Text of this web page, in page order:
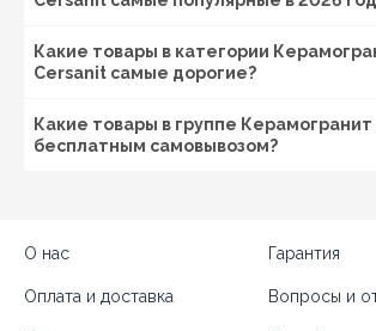
Днестровский, Измаил, Херсон,
Канев,Чернигов, Нежин, Прилуки,
Гайсин, Бердичев, Житомир, Новоград-
Коростень, Рогатин, Кировоград,
Какие товары в категории
Cersanit самые дорогие?
Какие товары в группе
бесплатным самовывозом?
О нас Гарантия
Оплата и доставка Вопросы и